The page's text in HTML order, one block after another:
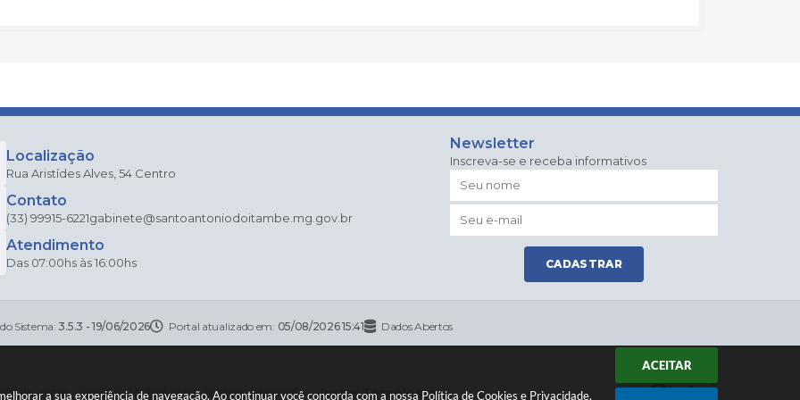
a sua experiência de navegação. Ao continuar você concorda com a nossa Política de Cookies e Privacidade.
ACEITAR
Localização
Rua Aristídes Alves, 54 Centro
Contato
(33) 99915-6221gabinete@santoantoniodoitambe.mg.gov.br
Atendimento
Das 07:00hs às 16:00hs
Newsletter
Inscreva-se e receba informativos
CADASTRAR
Sistema: 3.5.3 - 19/06/2026 Portal atualizado em: 05/08/2026 15:41 Dados Abertos
Instar - 2006-2026. Todos os direitos reservados -Instar Tecnologia